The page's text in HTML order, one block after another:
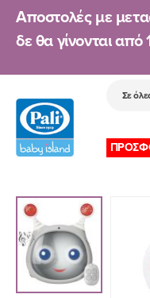
Αποστολές με
δε θα γίνονται από